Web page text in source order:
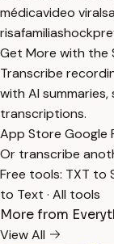
médicavideo viral
risafamiliashock
Get More with the
Transcribe
with AI
transcriptions.
App Store Google
Or transcribe
Free tools: TXT to
to Text · All tools
More from
View All